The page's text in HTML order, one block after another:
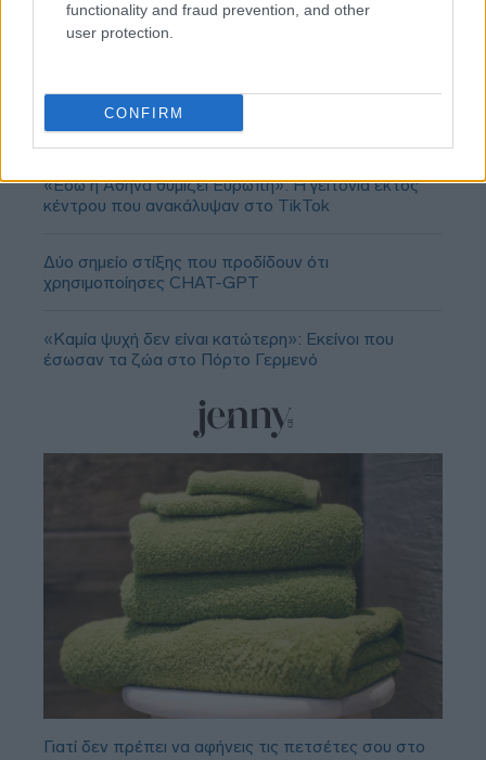
functionality and fraud prevention, and other
user protection.
CONFIRM
«Εδώ η Αθήνα θυμίζει Ευρώπη»: H γειτονιά εκτός
κέντρου που ανακάλυψαν στο TikTok
Δύο σημείο στίξης που προδίδουν ότι
χρησιμοποίησες CHAT-GPT
«Καμία ψυχή δεν είναι κατώτερη»: Εκείνοι που
έσωσαν τα ζώα στο Πόρτο Γερμενό
Γιατί δεν πρέπει να αφήνεις τις πετσέτες σου στο